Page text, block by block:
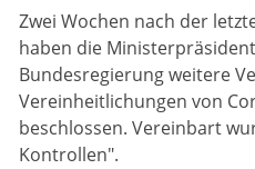
Zwei Wochen nach der
haben die
Bundesregierung weitere
Vereinheitlichungen von
beschlossen. Vereinbart
Kontrollen".